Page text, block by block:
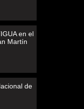
en el
Martín
de